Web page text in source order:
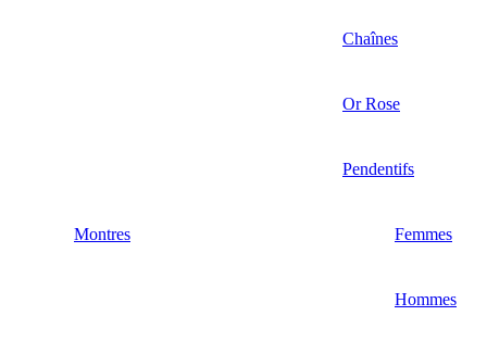
Chaînes
Or Rose
Pendentifs
Montres Femmes
Hommes